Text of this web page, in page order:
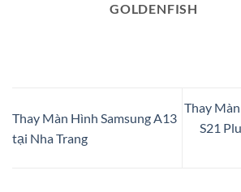
GOLDENFISH
Thay Màn Hình Samsung A13
tại Nha Trang
Thay
S21